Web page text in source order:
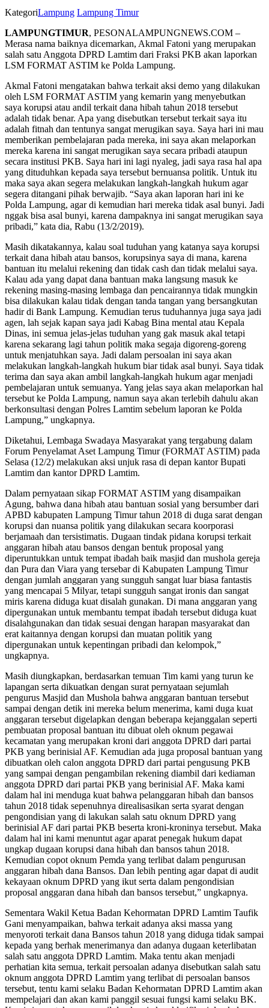
KategoriLampung Lampung Timur
LAMPUNGTIMUR, PESONALAMPUNGNEWS.COM –
Merasa nama baiknya dicemarkan, Akmal Fatoni yang merupakan
salah satu Anggota DPRD Lamtim dari Fraksi PKB akan laporkan
LSM FORMAT ASTIM ke Polda Lampung.
Akmal Fatoni mengatakan bahwa terkait aksi demo yang dilakukan
oleh LSM FORMAT ASTIM yang kemarin yang menyebutkan
saya korupsi atau andil terkait dana hibah tahun 2018 tersebut
adalah tidak benar. Apa yang disebutkan tersebut terkait saya itu
adalah fitnah dan tentunya sangat merugikan saya. Saya hari ini mau
memberikan pembelajaran pada mereka, ini saya akan melaporkan
mereka karena ini sangat merugikan saya secara pribadi ataupun
secara institusi PKB. Saya hari ini lagi nyaleg, jadi saya rasa hal apa
yang dituduhkan kepada saya tersebut bernuansa politik. Untuk itu
maka saya akan segera melakukan langkah-langkah hukum agar
segera ditangani pihak berwajib. “Saya akan laporan hari ini ke
Polda Lampung, agar di kemudian hari mereka tidak asal bunyi. Jadi
nggak bisa asal bunyi, karena dampaknya ini sangat merugikan saya
pribadi,” kata dia, Rabu (13/2/2019).
Masih dikatakannya, kalau soal tuduhan yang katanya saya korupsi
terkait dana hibah atau bansos, korupsinya saya di mana, karena
bantuan itu melalui rekening dan tidak cash dan tidak melalui saya.
Kalau ada yang dapat dana bantuan maka langsung masuk ke
rekening masing-masing lembaga dan pencairannya tidak mungkin
bisa dilakukan kalau tidak dengan tanda tangan yang bersangkutan
hadir di Bank Lampung. Kemudian terus tuduhannya juga saya jadi
agen, lah sejak kapan saya jadi Kabag Bina mental atau Kepala
Dinas, ini semua jelas-jelas tuduhan yang gak masuk akal tetapi
karena sekarang lagi tahun politik maka segaja digoreng-goreng
untuk menjatuhkan saya. Jadi dalam persoalan ini saya akan
melakukan langkah-langkah hukum biar tidak asal bunyi. Saya tidak
terima dan saya akan ambil langkah-langkah hukum agar menjadi
pembelajaran untuk semuanya. Yang jelas saya akan melaporkan hal
tersebut ke Polda Lampung, namun saya akan terlebih dahulu akan
berkonsultasi dengan Polres Lamtim sebelum laporan ke Polda
Lampung,” ungkapnya.
Diketahui, Lembaga Swadaya Masyarakat yang tergabung dalam
Forum Penyelamat Aset Lampung Timur (FORMAT ASTIM) pada
Selasa (12/2) melakukan aksi unjuk rasa di depan kantor Bupati
Lamtim dan kantor DPRD Lamtim.
Dalam pernyataan sikap FORMAT ASTIM yang disampaikan
Agung, bahwa dana hibah atau bantuan sosial yang bersumber dari
APBD kabupaten Lampung Timur tahun 2018 di duga sarat dengan
korupsi dan nuansa politik yang dilakukan secara koorporasi
berjamaah dan tersistimatis. Dugaan tindak pidana korupsi terkait
anggaran hibah atau bansos dengan bentuk proposal yang
diperuntukkan untuk tempat ibadah baik masjid dan mushola gereja
dan Pura dan Viara yang tersebar di Kabupaten Lampung Timur
dengan jumlah anggaran yang sungguh sangat luar biasa fantastis
yang mencapai 5 Milyar, tetapi sungguh sangat ironis dan sangat
miris karena diduga kuat disalah gunakan. Di mana anggaran yang
dipergunakan untuk membantu tempat ibadah tersebut diduga kuat
disalahgunakan dan tidak sesuai dengan harapan masyarakat dan
erat kaitannya dengan korupsi dan muatan politik yang
dipergunakan untuk kepentingan pribadi dan kelompok,”
ungkapnya.
Masih diungkapkan, berdasarkan temuan Tim kami yang turun ke
lapangan serta dikuatkan dengan surat pernyataan sejumlah
pengurus Masjid dan Mushola bahwa anggaran bantuan tersebut
sampai dengan detik ini mereka belum menerima, kami duga kuat
anggaran tersebut digelapkan dengan beberapa kejanggalan seperti
pembuatan proposal bantuan itu dibuat oleh oknum pegawai
kecamatan yang merupakan kroni dari anggota DPRD dari partai
PKB yang berinisial AF. Kemudian ada juga proposal bantuan yang
dibuatkan oleh calon anggota DPRD dari partai pengusung PKB
yang sampai dengan pengambilan rekening diambil dari kediaman
anggota DPRD dari partai PKB yang berinisial AF. Maka kami
dalam hal ini menduga kuat bahwa pelanggaran hibah dan bansos
tahun 2018 tidak sepenuhnya direalisasikan serta syarat dengan
pengondisian yang di lakukan salah satu oknum DPRD yang
berinisial AF dari partai PKB beserta kroni-kroninya tersebut. Maka
dalam hal ini kami menuntut agar aparat penegak hukum dapat
ungkap dugaan korupsi dana hibah dan bansos tahun 2018.
Kemudian copot oknum Pemda yang terlibat dalam pengurusan
anggaran hibah dana Bansos. Dan lebih penting agar dapat di audit
kekayaan oknum DPRD yang ikut serta dalam pengondisian
proposal anggaran dana hibah dan bansos tersebut,” ungkapnya.
Sementara Wakil Ketua Badan Kehormatan DPRD Lamtim Taufik
Gani menyampaikan, bahwa terkait adanya aksi massa yang
menyoroti terkait dana Bansos tahun 2018 yang diduga tidak sampai
kepada yang berhak menerimanya dan adanya dugaan keterlibatan
salah satu anggota DPRD Lamtim. Maka tentu akan menjadi
perhatian kita semua, terkait persoalan adanya disebutkan salah satu
oknum anggota DPRD Lamtim yang terlibat di persoalan bansos
tersebut, tentu kami selaku Badan Kehormatan DPRD Lamtim akan
mempelajari dan akan kami panggil sesuai fungsi kami selaku BK.